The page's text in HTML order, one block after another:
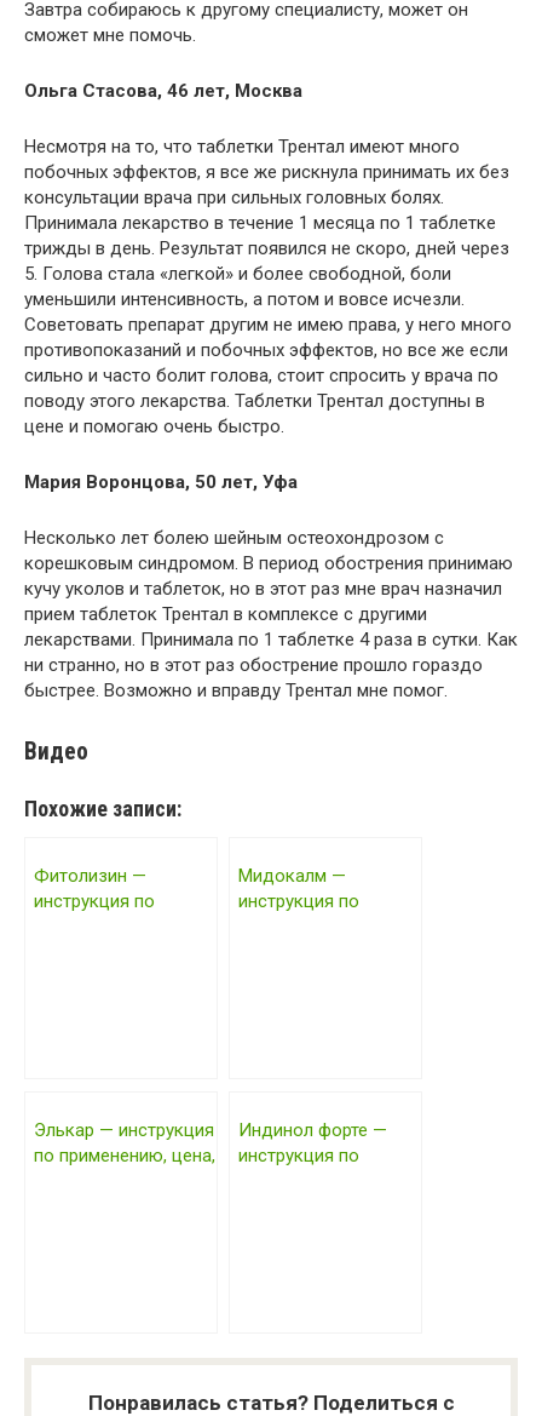
Завтра собираюсь к другому специалисту, может он
сможет мне помочь.
Ольга Стасова, 46 лет, Москва
Несмотря на то, что таблетки Трентал имеют много
побочных эффектов, я все же рискнула принимать их без
консультации врача при сильных головных болях.
Принимала лекарство в течение 1 месяца по 1 таблетке
трижды в день. Результат появился не скоро, дней через
5. Голова стала «легкой» и более свободной, боли
уменьшили интенсивность, а потом и вовсе исчезли.
Советовать препарат другим не имею права, у него много
противопоказаний и побочных эффектов, но все же если
сильно и часто болит голова, стоит спросить у врача по
поводу этого лекарства. Таблетки Трентал доступны в
цене и помогаю очень быстро.
Мария Воронцова, 50 лет, Уфа
Несколько лет болею шейным остеохондрозом с
корешковым синдромом. В период обострения принимаю
кучу уколов и таблеток, но в этот раз мне врач назначил
прием таблеток Трентал в комплексе с другими
лекарствами. Принимала по 1 таблетке 4 раза в сутки. Как
ни странно, но в этот раз обострение прошло гораздо
быстрее. Возможно и вправду Трентал мне помог.
Видео
Похожие записи:
Фитолизин —
инструкция по
Мидокалм —
инструкция по
Элькар — инструкция
по применению, цена,
Индинол форте —
инструкция по
Понравилась статья? Поделиться с